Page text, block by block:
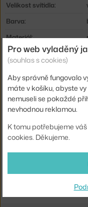
Velikost svítidla:
Barva:
Materiál:
Délka kabelu:
Hlavní materiál:
Patice / zdroj:
Kód produktu
Ste zo Slovenska?
Shopping from the EU?
Pro web vyladěný
(souhlas s cookies)
Aby správně fungovalo
máte v košíku, abyste
nemuseli se pokaždé
nevhodnou reklamou.
K tomu potřebujeme
cookies. Děkujeme.